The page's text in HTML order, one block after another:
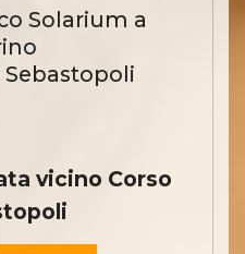
Solarium a
vicino Corso